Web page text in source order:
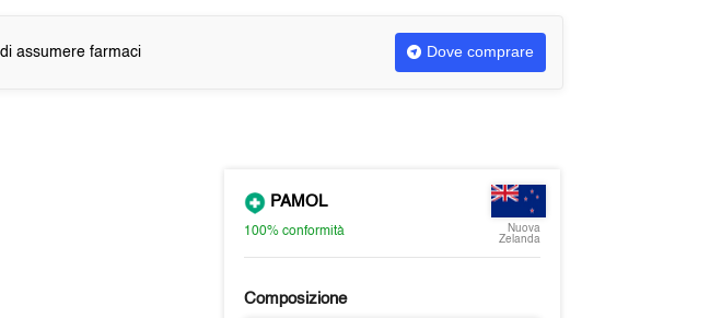
assumere farmaci Dove comprare
PAMOL
100% conformità
Nuova
Zelanda
Composizione